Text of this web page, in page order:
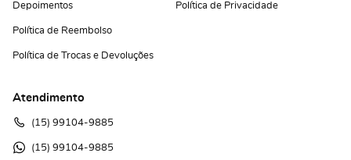
Depoimentos
Política de Reembolso
Política de Trocas e Devoluções
Política de Privacidade
Atendimento
(15) 99104-9885
(15) 99104-9885